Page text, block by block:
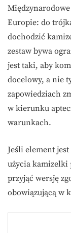
Europie: do
dochodzić
zestaw bywa
jest taki, aby
docelowy, a nie
zapowiedziach
w kierunku
warunkach.
Jeśli element
użycia kamizelki
przyjąć wersję
obowiązującą w